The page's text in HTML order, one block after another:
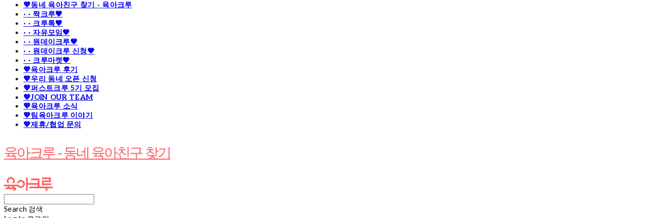
💖동네 육아친구 찾기 - 육아크루
· · 짝크루🧡
· · 크루톡🧡
· · 자유모임🧡
· · 원데이크루🧡
· · 원데이크루 신청🧡
· · 크루마켓🧡
💖육아크루 후기
💖우리 동네 오픈 신청
💖퍼스트크루 5기 모집
💖JOIN OUR TEAM
💖육아크루 소식
💖팀육아크루 이야기
💖제휴/협업 문의
육아크루 - 동네 육아친구 찾기
Search 검색